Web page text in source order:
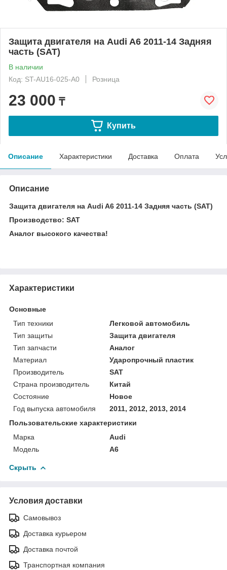
Защита двигателя на Audi A6 2011-14 Задняя
часть (SAT)
В наличии
Код: ST-AU16-025-A0
Розница
23 000 ₸
Купить
Описание Характеристики Доставка Оплата
Описание
Защита двигателя на Audi A6 2011-14 Задняя часть (SAT)
Производство: SAT
Аналог высокого качества!
Характеристики
Основные
Тип техники
Легковой автомобиль
Тип защиты
Защита двигателя
Тип запчасти
Аналог
Материал
Ударопрочный пластик
Производитель
SAT
Страна производитель
Китай
Состояние
Новое
Год выпуска автомобиля
2011, 2012, 2013, 2014
Пользовательские характеристики
Марка
Audi
Модель
A6
Скрыть
Условия доставки
Самовывоз
Доставка курьером
Доставка почтой
Транспортная компания